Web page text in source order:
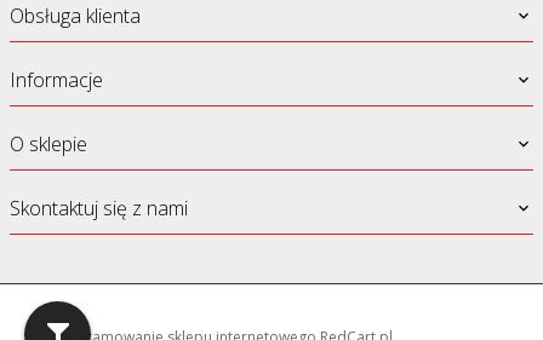
Obsługa klienta
Informacje
O sklepie
Skontaktuj się z nami